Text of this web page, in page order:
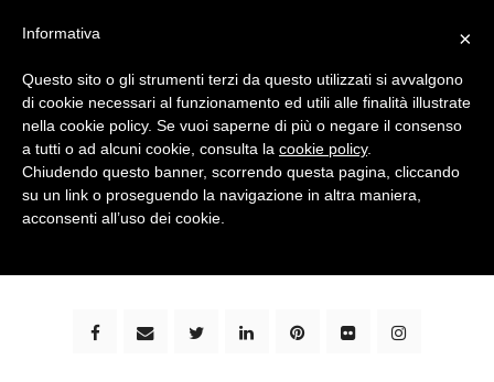
bimbi e viaggi - family travel blog: community #1 in
×
Informativa
Questo sito o gli strumenti terzi da questo utilizzati si avvalgono
di cookie necessari al funzionamento ed utili alle finalità illustrate
nella cookie policy. Se vuoi saperne di più o negare il consenso
a tutti o ad alcuni cookie, consulta la cookie policy.
Chiudendo questo banner, scorrendo questa pagina, cliccando
su un link o proseguendo la navigazione in altra maniera,
acconsenti all’uso dei cookie.